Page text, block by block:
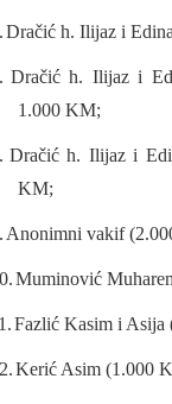
Dračić h. Ilijaz i
Dračić h. Ilijaz i
1.000 KM;
Dračić h. Ilijaz i
KM;
Anonimni vakif
Muminović
Fazlić Kasim i Asija
Kerić Asim (1.000